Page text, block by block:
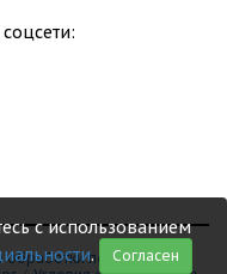
обработки персональных
с использованием
. Согласен